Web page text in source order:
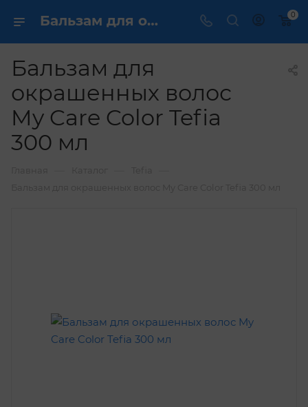
Бальзам для окрашенных волос My Care Color Tefia 300 мл купить по выгодной цене в интернет магазине 0
Бальзам для
окрашенных волос
My Care Color Tefia
300 мл